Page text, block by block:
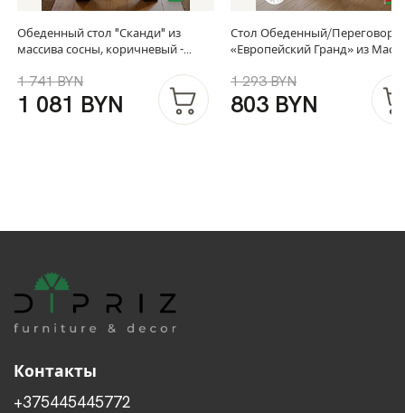
Обеденный стол "Сканди" из
массива сосны, коричневый -
1 741 BYN
1 081 BYN
Стол Обеденный/
«Европейский Гранд» из
1 293 BYN
803 BYN
Контакты
+375445445772